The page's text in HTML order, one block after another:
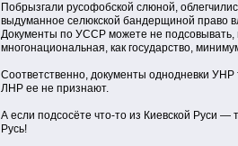
Побрызгали русофобской слюной,
выдуманное селюкской бандерщиной право
Документы по УССР можете не подсовывать,
многонациональная, как государство,
Соответственно, документы однодневки
ЛНР ее не признают.
А если подсосёте что-то из Киевской Руси —
Русь!